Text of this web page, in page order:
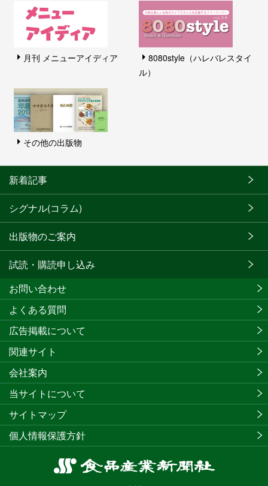
月刊 メニューアイディア
8080style（ハレバレスタイ
ル）
その他の出版物
新着記事
シグナル(コラム)
出版物のご案内
試読・購読申し込み
食
お問い合わせ
よくある質問
広告掲載について
関連サイト
会社案内
当サイトについて
サイトマップ
個人情報保護方針